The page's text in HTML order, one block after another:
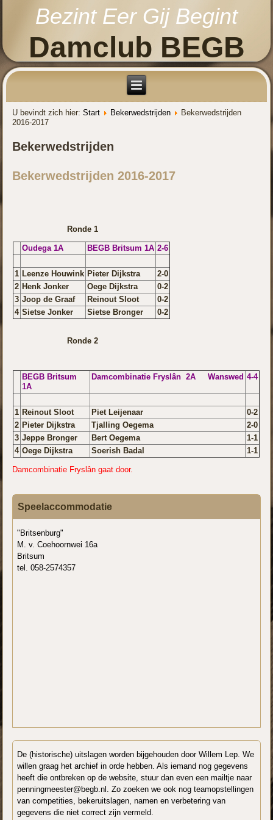
Bezint Eer Gij Begint
Damclub BEGB
U bevindt zich hier:Start Bekerwedstrijden
Bekerwedstrijden
2016-2017
Bekerwedstrijden
Bekerwedstrijden 2016-2017
Ronde 1
Oudega 1A BEGB Britsum 1A 2-6
1 Leenze Houwink Pieter Dijkstra
2-0
2 Henk Jonker Oege Dijkstra
0-2
3 Joop de Graaf Reinout Sloot
0-2
4 Sietse Jonker Sietse Bronger 0-2
Ronde 2
BEGB Britsum
1A
Damcombinatie Fryslân 2A Wanswed 4-4
1 Reinout Sloot Piet Leijenaar
0-2
2 Pieter Dijkstra Tjalling Oegema
2-0
3 Jeppe Bronger Bert Oegema
1-1
4 Oege Dijkstra Soerish Badal 1-1
Damcombinatie Fryslân gaat door.
Speelaccommodatie
"Britsenburg"
M. v. Coehoornwei 16a
Britsum
tel. 058-2574357
De (historische) uitslagen worden bijgehouden door Willem Lep. We
willen graag het archief in orde hebben. Als iemand nog gegevens
heeft die ontbreken op de website, stuur dan even een mailtje naar
penningmeester@begb.nl. Zo zoeken we ook nog teamopstellingen
van competities, bekeruitslagen, namen en verbetering van
gegevens die niet correct zijn vermeld.